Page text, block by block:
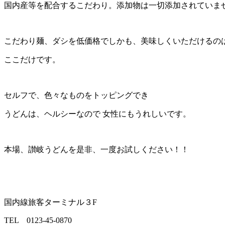
国内産等を配合するこだわり。添加物は一切添加されていま
こだわり麺、ダシを低価格でしかも、美味しくいただけるの
ここだけです。
セルフで、色々なものをトッピングでき
うどんは、ヘルシーなので 女性にもうれしいです。
本場、讃岐うどんを是非、一度お試しください！！
国内線旅客ターミナル３F
TEL 0123-45-0870